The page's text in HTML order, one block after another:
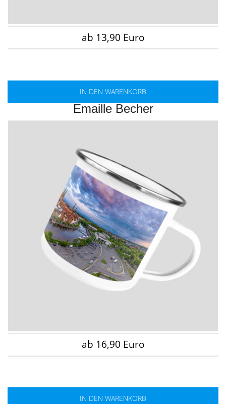
ab 13,90 Euro
IN DEN WARENKORB
Emaille Becher
ab 16,90 Euro
IN DEN WARENKORB